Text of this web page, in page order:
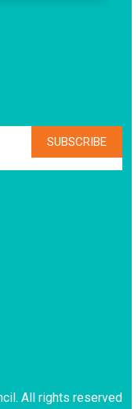
All rights reserved